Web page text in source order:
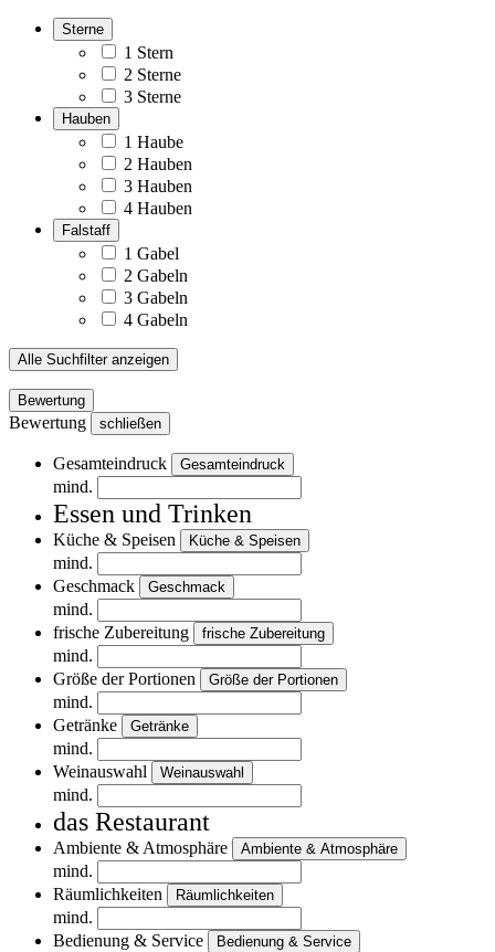
Sterne
1 Stern
2 Sterne
3 Sterne
Hauben
1 Haube
2 Hauben
3 Hauben
4 Hauben
Falstaff
1 Gabel
2 Gabeln
3 Gabeln
4 Gabeln
Alle Suchfilter anzeigen
Bewertung
Bewertung schließen
Gesamteindruck Gesamteindruck
mind.
Essen und Trinken
Küche & Speisen Küche & Speisen
mind.
Geschmack
Geschmack
mind.
frische Zubereitung
frische Zubereitung
mind.
Größe der Portionen
Größe der Portionen
mind.
Getränke
Getränke
mind.
Weinauswahl
Weinauswahl
mind.
das Restaurant
Ambiente & Atmosphäre Ambiente & Atmosphäre
mind.
Räumlichkeiten
Räumlichkeiten
mind.
Bedienung & Service
Bedienung & Service